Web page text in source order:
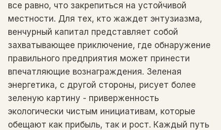
все равно, что закрепиться на устойчивой
местности. Для тех, кто жаждет энтузиазма,
венчурный капитал представляет собой
захватывающее приключение, где обнаружение
правильного предприятия может принести
впечатляющие вознаграждения. Зеленая
энергетика, с другой стороны, рисует более
зеленую картину - приверженность
экологически чистым инициативам, которые
обещают как прибыль, так и рост. Каждый путь